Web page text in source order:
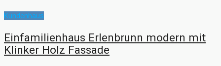
Kundenhaus
Einfamilienhaus Erlenbrunn modern mit
Klinker Holz Fassade